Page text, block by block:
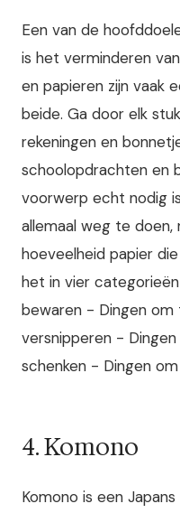
Een van de
is het verminderen
en papieren zijn vaak
beide. Ga door elk
rekeningen en
schoolopdrachten en
voorwerp echt nodig
allemaal weg te
hoeveelheid papier
het in vier
bewaren - Dingen
versnipperen -
schenken - Dingen
4. Komono
Komono is een